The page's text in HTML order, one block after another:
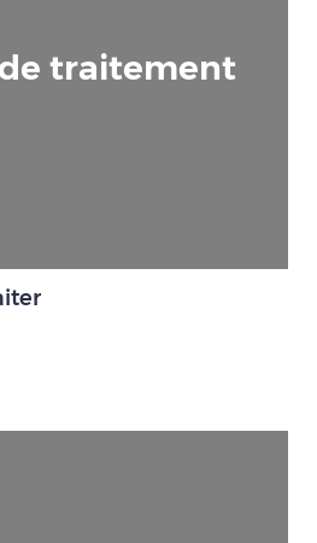
traitement